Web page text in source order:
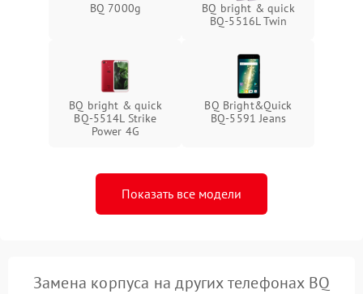
BQ 7000g
BQ bright & quick
BQ-5516L Twin
BQ bright & quick
BQ-5514L Strike
Power 4G
BQ Bright&Quick
BQ-5591 Jeans
Показать все модели
Замена корпуса на других телефонах BQ